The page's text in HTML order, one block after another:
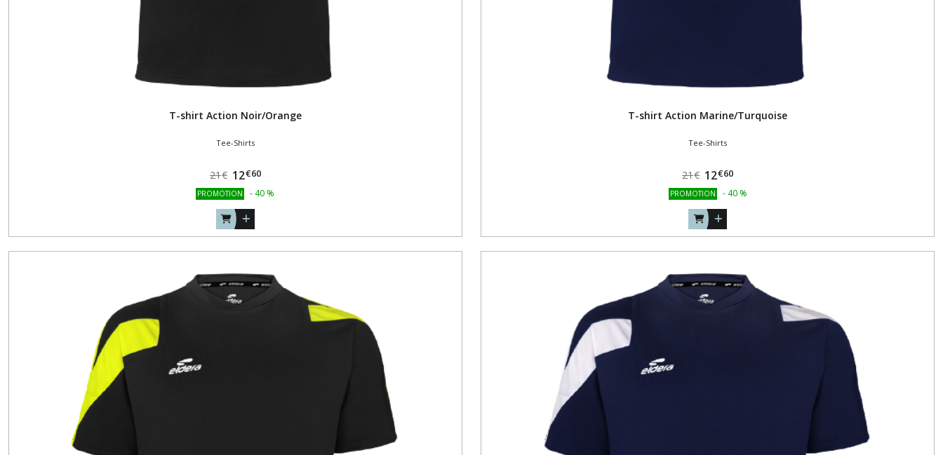
T-shirt Action Noir/Orange
Tee-Shirts
21€ 12€60
PROMOTION - 40 %
T-shirt Action Marine/Turquoise
Tee-Shirts
21€ 12€60
PROMOTION - 40 %